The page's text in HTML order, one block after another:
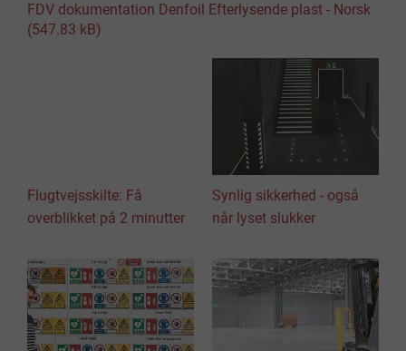
FDV dokumentation Denfoil Efterlysende plast - Norsk
(547.83 kB)
Flugtvejsskilte: Få
overblikket på 2 minutter
Synlig sikkerhed - også
når lyset slukker